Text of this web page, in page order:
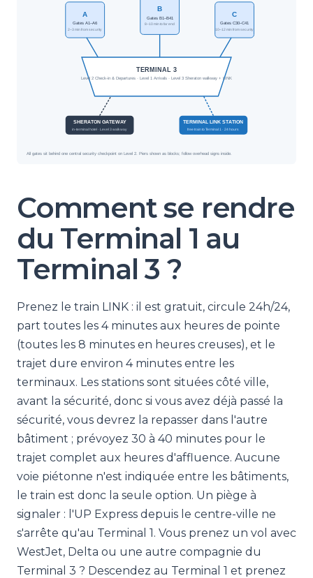
Comment se rendre
du Terminal 1 au
Terminal 3 ?
Prenez le train LINK : il est gratuit, circule 24h/24,
part toutes les 4 minutes aux heures de pointe
(toutes les 8 minutes en heures creuses), et le
trajet dure environ 4 minutes entre les
terminaux. Les stations sont situées côté ville,
avant la sécurité, donc si vous avez déjà passé la
sécurité, vous devrez la repasser dans l'autre
bâtiment ; prévoyez 30 à 40 minutes pour le
trajet complet aux heures d'affluence. Aucune
voie piétonne n'est indiquée entre les bâtiments,
le train est donc la seule option. Un piège à
signaler : l'UP Express depuis le centre-ville ne
s'arrête qu'au Terminal 1. Vous prenez un vol avec
WestJet, Delta ou une autre compagnie du
Terminal 3 ? Descendez au Terminal 1 et prenez